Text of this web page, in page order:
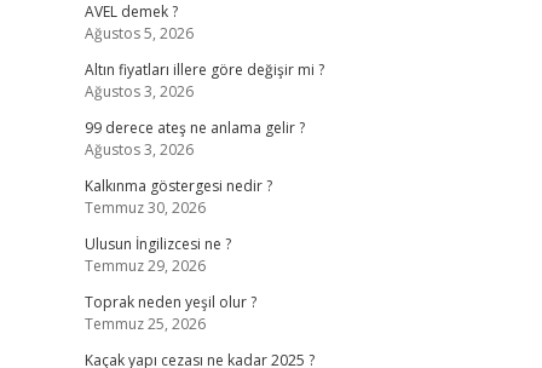
AVEL demek ?
Ağustos 5, 2026
Altın fiyatları illere göre değişir mi ?
Ağustos 3, 2026
99 derece ateş ne anlama gelir ?
Ağustos 3, 2026
Kalkınma göstergesi nedir ?
Temmuz 30, 2026
Ulusun İngilizcesi ne ?
Temmuz 29, 2026
Toprak neden yeşil olur ?
Temmuz 25, 2026
Kaçak yapı cezası ne kadar 2025 ?